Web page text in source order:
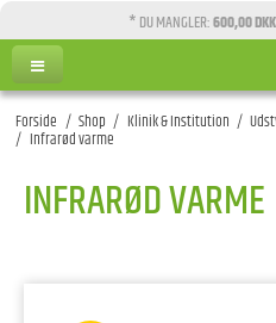
* DU MANGLER:600,00 DKK
Forside / Shop / Klinik & Institution /
/ Infrarød varme
INFRARØD VARME